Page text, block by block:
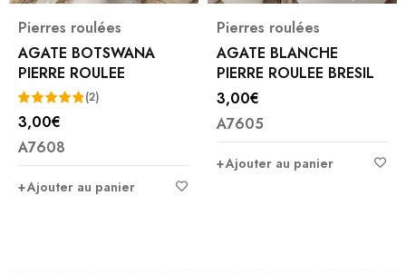
Pierres roulées
AGATE BOTSWANA
PIERRE ROULEE
Note5.00
sur 5
(2)
3,00€
A7608
Ajouter au panier
Pierres roulées
AGATE BLANCHE
PIERRE ROULEE BRESIL
3,00€
A7605
Ajouter au panier